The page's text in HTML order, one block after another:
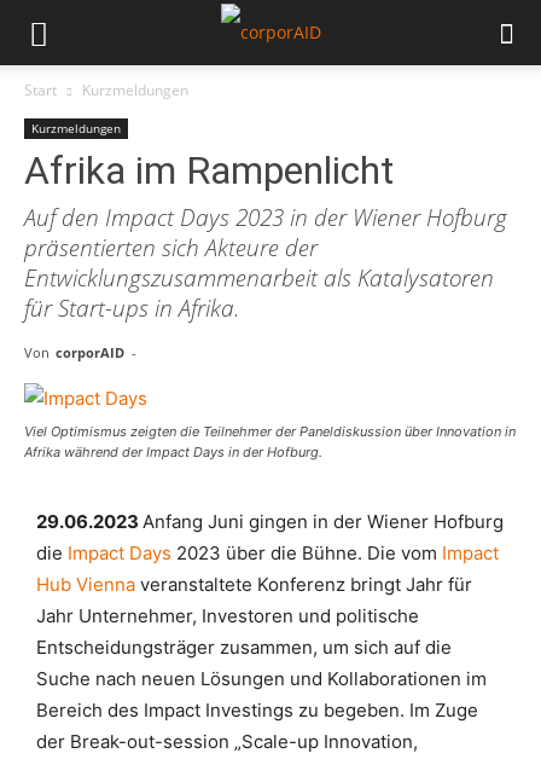
Start Kurzmeldungen
Kurzmeldungen
Afrika im Rampenlicht
Auf den Impact Days 2023 in der Wiener Hofburg
präsentierten sich Akteure der
Entwicklungszusammenarbeit als Katalysatoren
für Start-ups in Afrika.
Von corporAID -
Viel Optimismus zeigten die Teilnehmer der Paneldiskussion über Innovation in
Afrika während der Impact Days in der Hofburg.
29.06.2023 Anfang Juni gingen in der Wiener Hofburg
die Impact Days 2023 über die Bühne. Die vom Impact
Hub Vienna veranstaltete Konferenz bringt Jahr für
Jahr Unternehmer, Investoren und politische
Entscheidungsträger zusammen, um sich auf die
Suche nach neuen Lösungen und Kollaborationen im
Bereich des Impact Investings zu begeben. Im Zuge
der Break-out-session „Scale-up Innovation,